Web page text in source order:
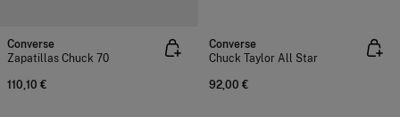
Converse
Zapatillas Chuck 70
110,10 €
Converse
Chuck Taylor All Star
92,00 €